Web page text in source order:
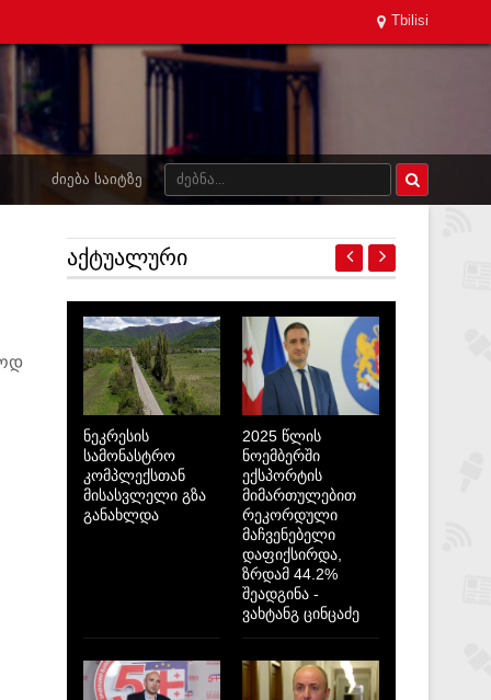
Tbilisi
ᲫᲘᲔᲑᲐ ᲡᲐᲘᲢᲖᲔ
ᲐᲥᲢᲣᲐᲚᲣᲠᲘ
ნეკრესის
სამონასტრო
კომპლექსთან
მისასვლელი გზა
განახლდა
2025 წლის
ნოემბერში
ექსპორტის
მიმართულებით
რეკორდული
მაჩვენებელი
დაფიქსირდა,
ზრდამ 44.2%
შეადგინა -
ვახტანგ ცინცაძე